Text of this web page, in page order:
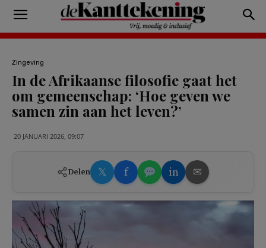
Zingeving
In de Afrikaanse filosofie gaat het
om gemeenschap: ‘Hoe geven we
samen zin aan het leven?’
20 JANUARI 2026, 09:07
Delen 𝕏 f in ✉